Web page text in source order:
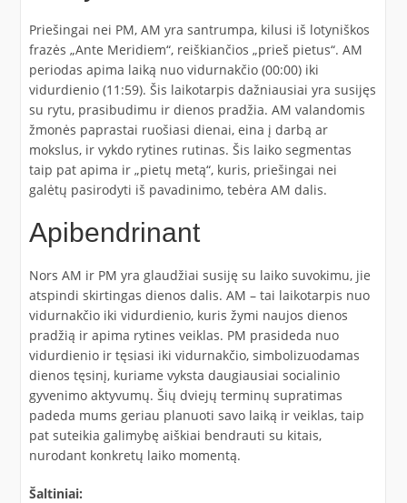
Priešingai nei PM, AM yra santrumpa, kilusi iš lotyniškos
frazės „Ante Meridiem“, reiškiančios „prieš pietus“. AM
periodas apima laiką nuo vidurnakčio (00:00) iki
vidurdienio (11:59). Šis laikotarpis dažniausiai yra susijęs
su rytu, prasibudimu ir dienos pradžia. AM valandomis
žmonės paprastai ruošiasi dienai, eina į darbą ar
mokslus, ir vykdo rytines rutinas. Šis laiko segmentas
taip pat apima ir „pietų metą“, kuris, priešingai nei
galėtų pasirodyti iš pavadinimo, tebėra AM dalis.
Apibendrinant
Nors AM ir PM yra glaudžiai susiję su laiko suvokimu, jie
atspindi skirtingas dienos dalis. AM – tai laikotarpis nuo
vidurnakčio iki vidurdienio, kuris žymi naujos dienos
pradžią ir apima rytines veiklas. PM prasideda nuo
vidurdienio ir tęsiasi iki vidurnakčio, simbolizuodamas
dienos tęsinį, kuriame vyksta daugiausiai socialinio
gyvenimo aktyvumų. Šių dviejų terminų supratimas
padeda mums geriau planuoti savo laiką ir veiklas, taip
pat suteikia galimybę aiškiai bendrauti su kitais,
nurodant konkretų laiko momentą.
Šaltiniai: